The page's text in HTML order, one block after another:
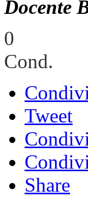
Docente
0
Cond.
Tweet
Share